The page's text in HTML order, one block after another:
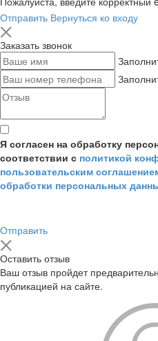
Отправить Вернуться ко входу
Заказать звонок
Я согласен на обработку
соответствии с политикой
пользовательским
обработки персональных
Отправить
Оставить отзыв
Ваш отзыв пройдет
публикацией на сайте.